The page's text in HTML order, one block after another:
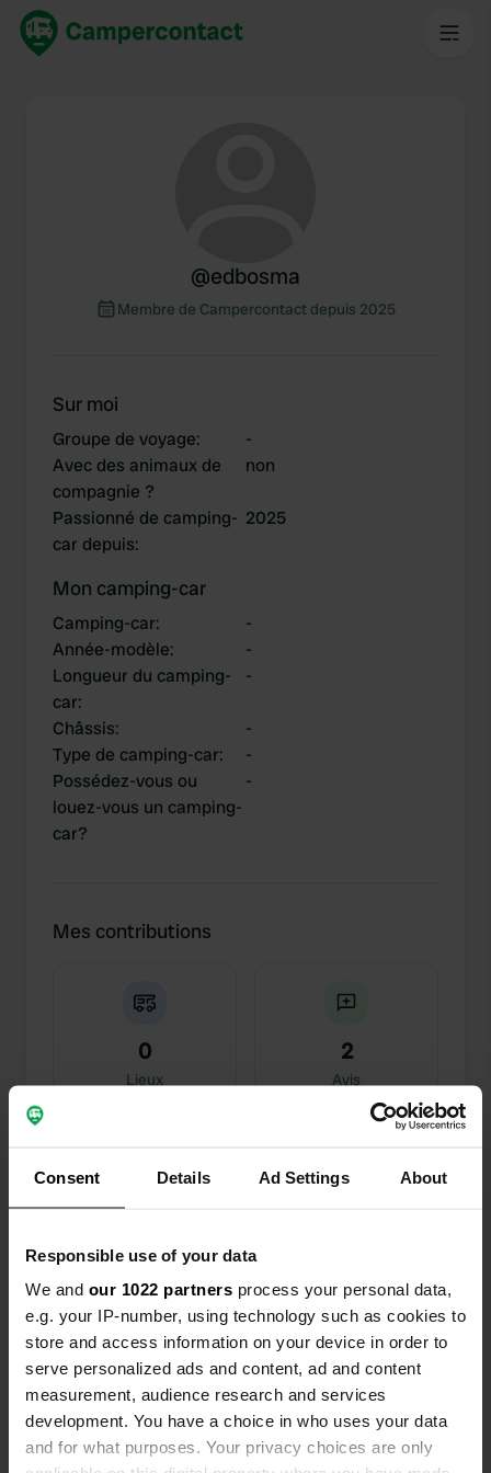
Consent Details Ad Settings About
Responsible use of your data
We and our 1022 partners process your personal data,
e.g. your IP-number, using technology such as cookies to
store and access information on your device in order to
serve personalized ads and content, ad and content
measurement, audience research and services
development. You have a choice in who uses your data
and for what purposes. Your privacy choices are only
@edbosma
Membre de Campercontact depuis 2025
Sur moi
Groupe de voyage:
-
Avec des animaux de
compagnie ?
non
Passionné de camping-
car depuis:
2025
Mon camping-car
Camping-car:
-
Année-modèle:
-
Longueur du camping-
car:
-
Châssis:
-
Type de camping-car:
-
Possédez-vous ou
louez-vous un camping-
car?
-
Mes contributions
0
Lieux
2
Avis
Chronologie des activités
Tous Lieux Photos Avis
Sitecode: